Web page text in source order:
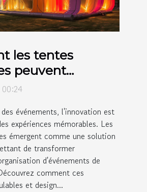
les tentes
peuvent
vos
événements, l'innovation est
expériences mémorables. Les
émergent comme une solution
de transformer
d'événements de
comment ces
et design...